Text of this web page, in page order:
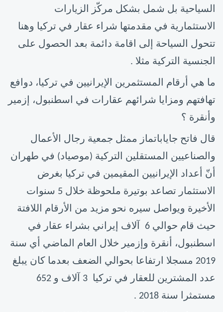
السياحية بل شمل بشكل مركّز الزيارات
الاستثمارية في مقدمتها شراء عقار في تركيا وهنا
تتحول السياحة إلى اقامة دائمة بعد الحصول على
الجنسية التركية مثلا .
ما هي أرقام المستثمرين الإيرانيين في تركيا، دوافع
تهافتهم ومزايا شرائهم عقارات في اسطنبول، إزمير
وأنقرة ؟
قال فاتح جاياباتماز ممثل جمعية رجال الأعمال
والصناعيين المستقلين التركية (موصياد) في طهران
أنّ أعداد الإيرانيين المقيمين في تركيا بغرض
الاستثمار تصاعد بوتيرة ملحوظة خلال 5 سنوات
الأخيرة ويواصل سيره نحو مزيد من الأرقام اللافتة
حيث قام حوالي 6 آلاف إيراني بشراء عقار في
اسطنبول، أنقرة وإزمير خلال العام الماضي أي سنة
2019 مسجلا ارتفاعا بحوالي الضعف بعدما كان يبلغ
عدد المشترين للعقار في تركيا 3 آلاف و 652
مستمثرا سنة 2018 .